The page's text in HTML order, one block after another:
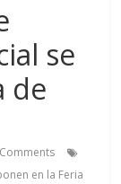
se
de
en la Feria